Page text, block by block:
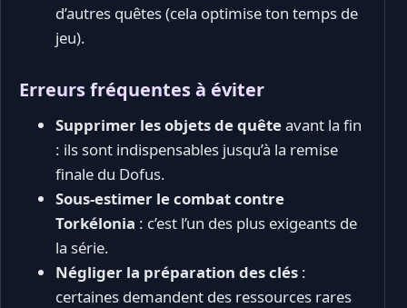
d’autres quêtes (cela optimise ton temps de
jeu).
Erreurs fréquentes à éviter
Supprimer les objets de quêteavant la fin
: ils sont indispensables jusqu’à la remise
finale du Dofus.
Sous-estimer le combat contre
Torkélonia : c’est l’un des plus exigeants de
la série.
Négliger la préparation des clés :
certaines demandent des ressources rares